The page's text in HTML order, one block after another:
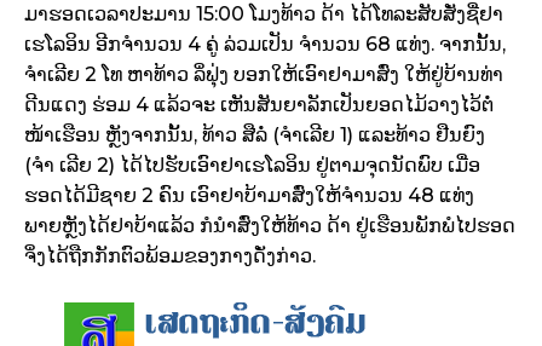
ມາ​ຮອດ​ເວ­ລາ​ປະ­ມານ 15:00 ໂມງທ້າວ ດ້າ ໄດ້​ໂທລະ­ສັບ​ສັ່ງ​ຊື່​ຢາ​
ເຮ​ໂລ​ອິນ ອີກ​ຈຳ­ນວນ 4 ຄູ່ ລ່ວມ​ເປັນ ຈຳ­ນວນ 68 ແທ່ງ. ຈາກ​ນັ້ນ,
ຈຳ­ເລີຍ 2 ໂທ ຫາ​ທ້າວ ລິ່​ຟຸ່ງ ບອກ​ໃຫ້​ເອົາ​ຢາ​ມາ​ສົ່ງ ໃຫ້​ຢູ່​ບ້ານ​ທ່າ​
ດີນ​ແດງ ຮ່ອມ 4 ແລ້ວ​ຈະ ເຫັນ​ສັນ­ຍາ​ລັກ​ເປັນ​ຍອດ​ໄມ້​ວາງ​ໄວ້​ຕໍ່
ໜ້າ​ເຮືອນ ຫຼັງ​ຈາກ​ນັ້ນ, ທ້າວ ສື​ລໍ່ (ຈຳ­ເລີຍ 1) ແລະ​ທ້າວ ຢືນ​ຍົງ
(ຈຳ ເລີຍ 2) ໄດ້​ໄປ​ຮັບ​ເອົາ​ຢາ​ເຮ​ໂລ​ອິນ ຢູ່ຕາມ​ຈຸດ​ນັດ​ພົບ ເມື່ອ​
ຮອດ​ໄດ້​ມີ​ຊາຍ 2 ຄົນ ເອົາ​ຢາ​ບ້າ​ມາ​ສົ່ງ​ໃຫ້​ຈຳ­ນວນ 48 ແທ່ງ
ພາຍ­ຫຼັງ​ໄດ້​ຢາ​ບ້າ​ແລ້ວ ກໍ​ນຳສົ່ງ​ໃຫ້​ທ້າວ ດ້າ ຢູ່​ເຮືອນ​ພັກ​ພໍ​ໄປ​ຮອດ
ຈິ່ງ​ໄດ້​ຖືກ​ກັກ​ຕົວ​ພ້ອມ​ຂອງ​ກາງ​ດັ່ງກ່າວ.